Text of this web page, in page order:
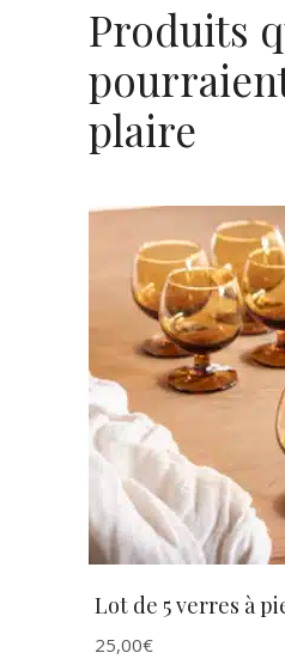
Produits
plaire
AJOUTER
Lot de 5 verres à
25,00€